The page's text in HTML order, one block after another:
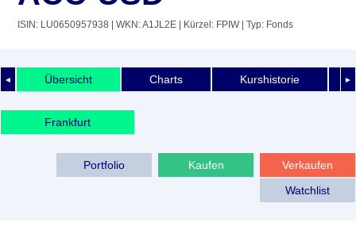
ISIN: LU0650957938 | WKN: A1JL2E | Kürzel: FPIW| Typ: Fonds
◄ ►
Übersicht Charts Kurshistorie
Frankfurt
Verkaufen
Kaufen
Portfolio
Watchlist